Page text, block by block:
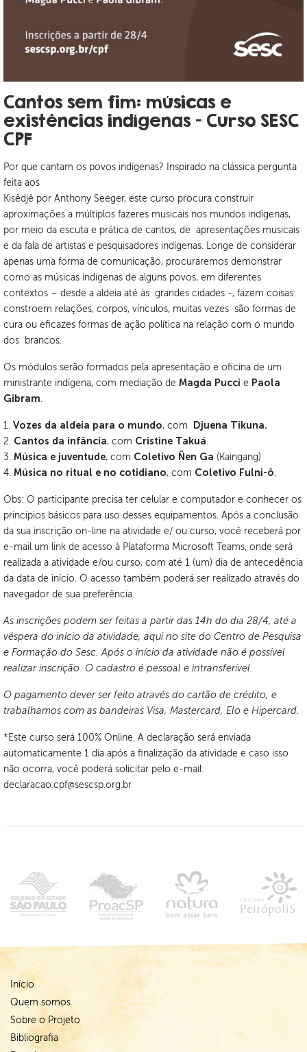
Cantos sem fim: músicas e
existências indígenas – Curso SESC
CPF
Por que cantam os povos indígenas? Inspirado na clássica pergunta
feita aos
Kisêdjê por Anthony Seeger, este curso procura construir
aproximações a múltiplos fazeres musicais nos mundos indígenas,
por meio da escuta e prática de cantos, de apresentações musicais
e da fala de artistas e pesquisadores indígenas. Longe de considerar
apenas uma forma de comunicação, procuraremos demonstrar
como as músicas indígenas de alguns povos, em diferentes
contextos – desde a aldeia até às grandes cidades -, fazem coisas:
constroem relações, corpos, vínculos, muitas vezes são formas de
cura ou eficazes formas de ação política na relação com o mundo
dos brancos.
Os módulos serão formados pela apresentação e oficina de um
ministrante indígena, com mediação de Magda Pucci e Paola
Gibram.
1. Vozes da aldeia para o mundo, com Djuena Tikuna.
2. Cantos da infância, com Cristine Takuá.
3. Música e juventude, com Coletivo Ñen Ga (Kaingang)
4. Música no ritual e no cotidiano, com Coletivo Fulni-ô.
Obs: O participante precisa ter celular e computador e conhecer os
princípios básicos para uso desses equipamentos. Após a conclusão
da sua inscrição on-line na atividade e/ ou curso, você receberá por
e-mail um link de acesso à Plataforma Microsoft Teams, onde será
realizada a atividade e/ou curso, com até 1 (um) dia de antecedência
da data de início. O acesso também poderá ser realizado através do
navegador de sua preferência.
As inscrições podem ser feitas a partir das 14h do dia 28/4, até a
véspera do início da atividade, aqui no site do Centro de Pesquisa
e Formação do Sesc. Após o início da atividade não é possível
realizar inscrição. O cadastro é pessoal e intransferível.
O pagamento dever ser feito através do cartão de crédito, e
trabalhamos com as bandeiras Visa, Mastercard, Elo e Hipercard.
*Este curso será 100% Online. A declaração será enviada
automaticamente 1 dia após a finalização da atividade e caso isso
não ocorra, você poderá solicitar pelo e-mail:
declaracao.cpf@sescsp.org.br
Início
Quem somos
Sobre o Projeto
Bibliografia